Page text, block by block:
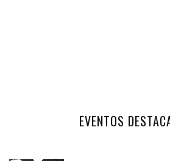
EVENTOS